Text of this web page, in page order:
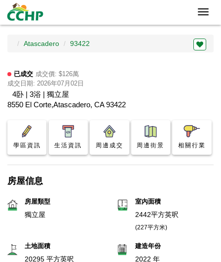
Atascadero 93422
已成交 成交價: $126萬
成交日期: 2026年07月02日
4卧 | 3浴 | 獨立屋
8550 El Corte,Atascadero, CA 93422
學區資訊 生活資訊 周邊成交 周邊街景 相關行業
房屋信息
房屋類型
獨立屋
室內面積
2442平方英呎
(227平方米)
土地面積
20295 平方英呎
建造年份
2022 年